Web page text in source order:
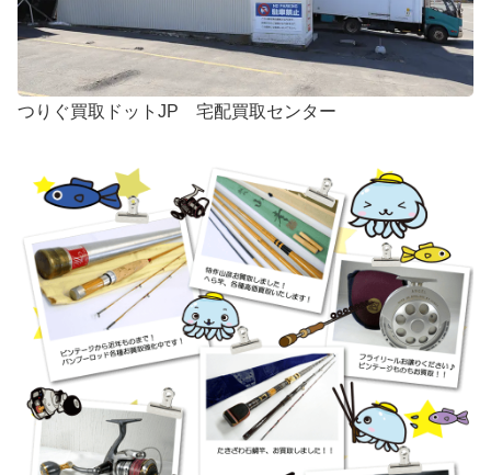
つりぐ買取ドットJP 宅配買取センター